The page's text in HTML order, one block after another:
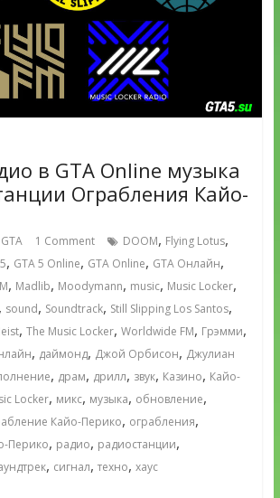
в GTA Online музыка
Ограбления Кайо-
GTA 1 Comment DOOM, Flying Lotus,
, GTA 5 Online, GTA Online, GTA Онлайн,
, Madlib, Moodymann, music, Music Locker,
, sound, Soundtrack, Still Slipping Los Santos,
, The Music Locker, Worldwide FM, Грэмми,
, даймонд, Джой Орбисон, Джулиан
, драм, дрилл, звук, Казино, Кайо-
Locker, микс, музыка, обновление,
Кайо-Перико, ограбления,
Перико, радио, радиостанции,
, сигнал, техно, хаус